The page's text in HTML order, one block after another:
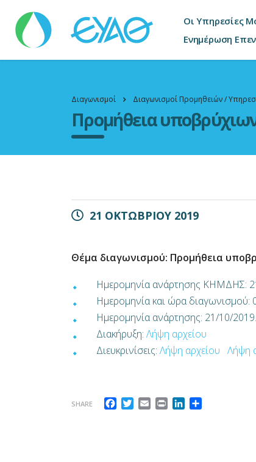
Οι Υπηρεσίες
Ενημέρωση
Διαγωνισμοί Διαγωνισμοί Προμηθειών /
Προμήθεια
21 ΟΚΤΩΒΡΙΟΥ 2019
Θέμα διαγωνισμού: Προμήθεια
Ημερομηνία ανάρτησης ΚΗΜΔΗΣ:
Ημερομηνία και ώρα
Ημερομηνία ανάρτησης: 21/10/2019.
Διακήρυξη: Λήψη αρχείου
Διευκρινίσεις: Λήψη αρχείου Λήψη
SHARE Facebook
Twitter
EmailPrintLinkedIn